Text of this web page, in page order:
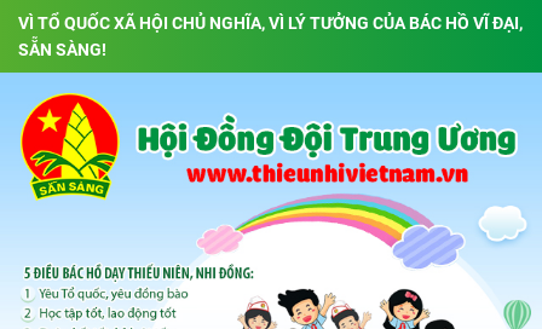
VÌ TỔ QUỐC XÃ HỘI CHỦ NGHĨA, VÌ LÝ TƯỞNG CỦA BÁC HỒ VĨ ĐẠI,
SẴN SÀNG!